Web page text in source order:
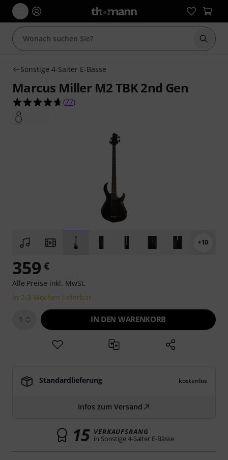
Suche
Sonstige 4-Saiter E-Bässe
Marcus Miller M2 TBK 2nd Gen
4.6 von 5 Sternen aus 77 Kundenbewertungen
(77)
+10
359 €
Alle Preise inkl. MwSt.
In 2-3 Wochen lieferbar
1 IN DEN WARENKORB
Standardlieferung kostenlos
Infos zum Versand
15 VERKAUFSRANG
in Sonstige 4-Saiter E-Bässe